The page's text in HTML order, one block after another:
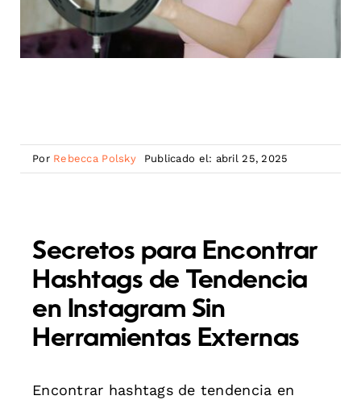
Por Rebecca Polsky Publicado el: abril 25, 2025
Secretos para Encontrar
Hashtags de Tendencia
en Instagram Sin
Herramientas Externas
Encontrar hashtags de tendencia en